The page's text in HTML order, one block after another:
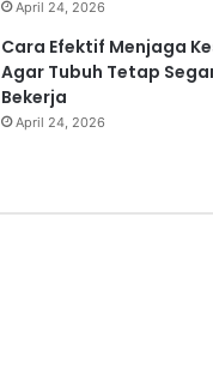
April 24, 2026
Cara Efektif Menjaga
Agar Tubuh Tetap
Bekerja
April 24, 2026